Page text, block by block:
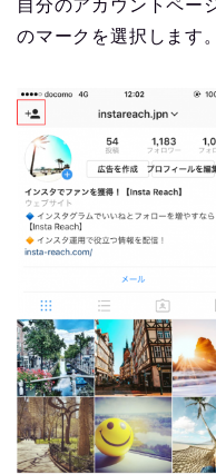
自分のアカウントペー
のマークを選択します。